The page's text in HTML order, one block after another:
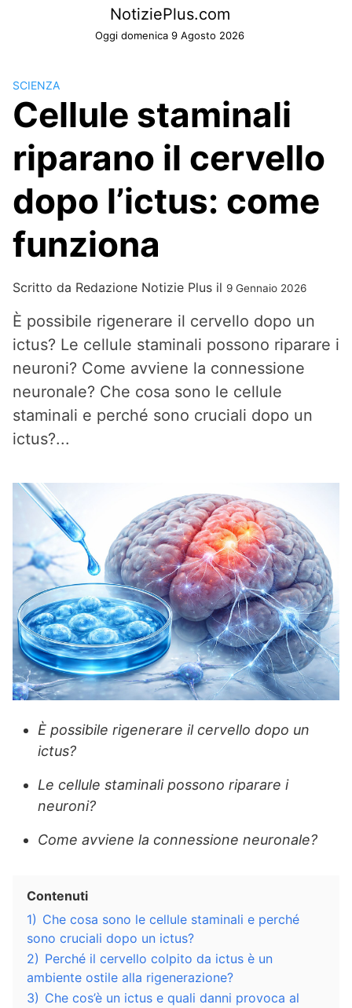
NotiziePlus.com
Oggi domenica 9 Agosto 2026
SCIENZA
Cellule staminali
riparano il cervello
dopo l’ictus: come
funziona
Scritto da Redazione Notizie Plus il 9 Gennaio 2026
È possibile rigenerare il cervello dopo un
ictus? Le cellule staminali possono riparare i
neuroni? Come avviene la connessione
neuronale? Che cosa sono le cellule
staminali e perché sono cruciali dopo un
ictus?...
È possibile rigenerare il cervello dopo un
ictus?
Le cellule staminali possono riparare i
neuroni?
Come avviene la connessione neuronale?
Contenuti
1) Che cosa sono le cellule staminali e perché
sono cruciali dopo un ictus?
2) Perché il cervello colpito da ictus è un
ambiente ostile alla rigenerazione?
3) Che cos’è un ictus e quali danni provoca al